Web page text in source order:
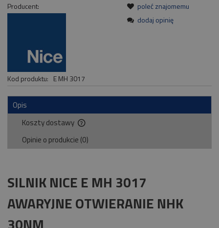
Producent:
Kod produktu: E MH 3017
poleć znajomemu
dodaj opinię
Opis
Koszty dostawy
Cena nie zawiera ewentualnych kosztów płatności
Opinie o produkcie (0)
SILNIK NICE E MH 3017
AWARYJNE OTWIERANIE NHK